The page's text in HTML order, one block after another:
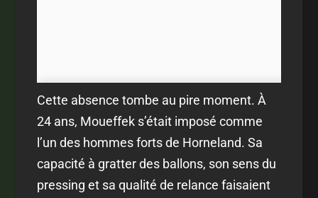
Cette absence tombe au pire moment. À
24 ans, Moueffek s’était imposé comme
l’un des hommes forts de Horneland. Sa
capacité à gratter des ballons, son sens du
pressing et sa qualité de relance faisaient